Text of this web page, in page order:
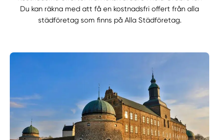
Du kan räkna med att få en kostnadsfri offert från alla
städföretag som finns på Alla Städföretag.